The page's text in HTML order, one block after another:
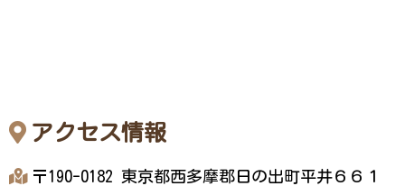
アクセス情報
〒190-0182 東京都西多摩郡日の出町平井６６１